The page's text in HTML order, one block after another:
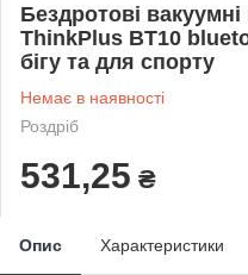
Бездротові
ThinkPlus BT10
бігу та для спорту
Немає в наявності
Роздріб
531,25 ₴
Опис Характеристики